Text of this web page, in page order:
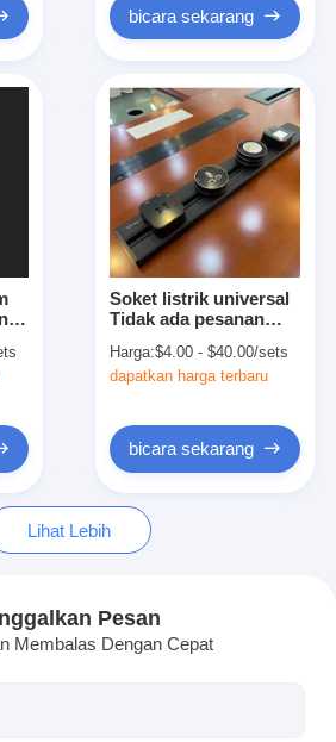
bicara sekarang
Soket listrik universal
Tidak ada pesanan
retractable untuk
desktop dan dinding
Harga:$4.00 - $40.00/sets
dapatkan harga terbaru
bicara sekarang
Lihat Lebih
Pesan
Membalas Dengan Cepat